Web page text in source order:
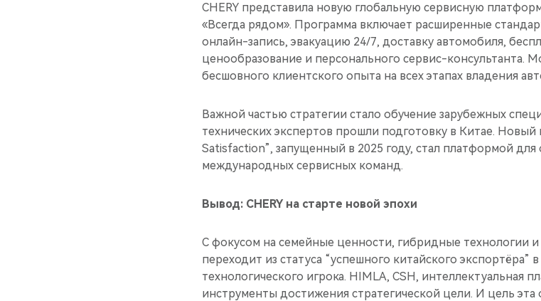
CHERY представила новую глобальную сервисную
«Всегда рядом». Программа включает расширенные
онлайн-запись, эвакуацию 24/7, доставку автомобиля,
ценообразование и персонального сервис-консультанта.
бесшовного клиентского опыта на всех этапах владения
Важной частью стратегии стало обучение зарубежных
технических экспертов прошли подготовку в Китае. Новый
Satisfaction”, запущенный в 2025 году, стал платформой
международных сервисных команд.
Вывод: CHERY на старте новой эпохи
С фокусом на семейные ценности, гибридные технологии и
переходит из статуса “успешного китайского экспортёра”
технологического игрока. HIMLA, CSH, интеллектуальная
инструменты достижения стратегической цели. И цель эта